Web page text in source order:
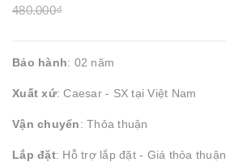
480.000₫
Bảo hành: 02 năm
Xuất xứ: Caesar - SX tại Việt Nam
Vận chuyển: Thỏa thuận
Lắp đặt: Hỗ trợ lắp đặt - Giá thỏa thuận